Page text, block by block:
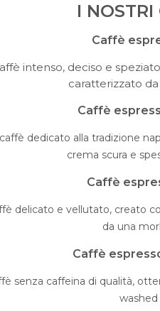
I NOSTRI
Caffè
intenso, deciso e
caratterizzato
Caffè
dedicato alla tradizione
crema scura e
Caffè
delicato e vellutato, creato
da una
Caffè
senza caffeina di qualità,